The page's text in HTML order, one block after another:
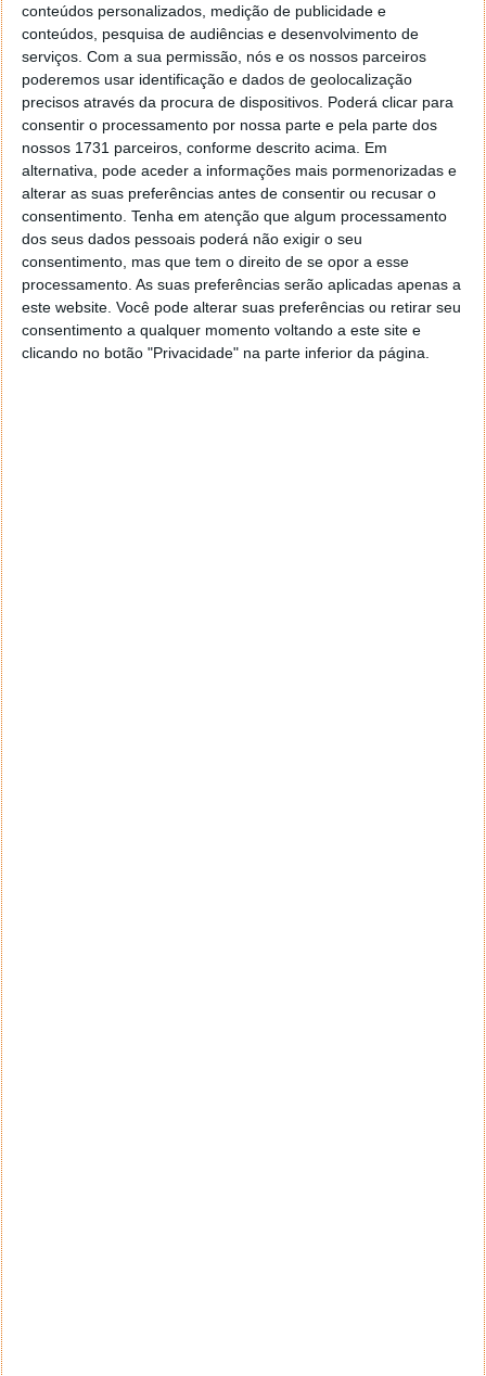
conteúdos personalizados, medição de publicidade e
conteúdos, pesquisa de audiências e desenvolvimento de
serviços. Com a sua permissão, nós e os nossos parceiros
poderemos usar identificação e dados de geolocalização
precisos através da procura de dispositivos. Poderá clicar para
consentir o processamento por nossa parte e pela parte dos
nossos 1731 parceiros, conforme descrito acima. Em
alternativa, pode aceder a informações mais pormenorizadas e
alterar as suas preferências antes de consentir ou recusar o
consentimento. Tenha em atenção que algum processamento
dos seus dados pessoais poderá não exigir o seu
consentimento, mas que tem o direito de se opor a esse
processamento. As suas preferências serão aplicadas apenas a
este website. Você pode alterar suas preferências ou retirar seu
consentimento a qualquer momento voltando a este site e
clicando no botão "Privacidade" na parte inferior da página.
Apesar de já ter sido crítico das moedas
criptográficas, Donald Trump parece ter mudado de
opinião, com as últimas alegações a mostrarem-no
bastante próximo do conceito.